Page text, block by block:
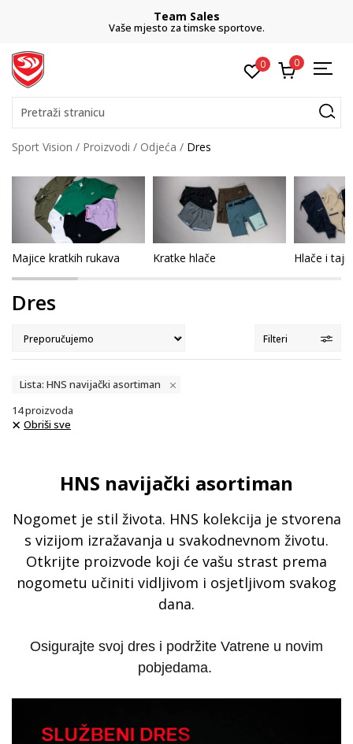
Team Sales
Vaše mjesto za timske sportove.
0 0
Pretraži stranicu
Sport Vision Proizvodi Odjeća Dres
Majice kratkih rukava Kratke hlače Hlače i
Dres
Filteri
Lista: HNS navijački asortiman
14proizvoda
Obriši sve
HNS navijački asortiman
Nogomet je stil života. HNS kolekcija je stvorena
s vizijom izražavanja u svakodnevnom životu.
Otkrijte proizvode koji će vašu strast prema
nogometu učiniti vidljivom i osjetljivom svakog
dana.
Osigurajte svoj dres i podržite Vatrene u novim
pobjedama.